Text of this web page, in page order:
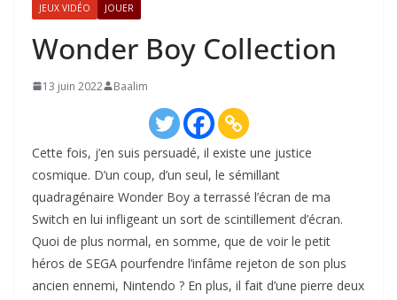
JEUX VIDÉO JOUER
Wonder Boy Collection
13 juin 2022 Baalim
Cette fois, j’en suis persuadé, il existe une justice
cosmique. D’un coup, d’un seul, le sémillant
quadragénaire Wonder Boy a terrassé l’écran de ma
Switch en lui infligeant un sort de scintillement d’écran.
Quoi de plus normal, en somme, que de voir le petit
héros de SEGA pourfendre l’infâme rejeton de son plus
ancien ennemi, Nintendo ? En plus, il fait d’une pierre deux